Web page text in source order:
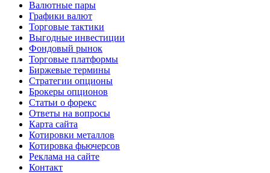
Валютные пары
Графики валют
Торговые тактики
Выгодные инвестиции
Фондовый рынок
Торговые платформы
Биржевые термины
Стратегии опционы
Брокеры опционов
Статьи о форекс
Ответы на вопросы
Карта сайта
Котировки металлов
Котировка фьючерсов
Реклама на сайте
Контакт